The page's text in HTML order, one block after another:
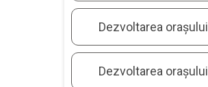
Dezvoltarea orașului
Dezvoltarea orașului